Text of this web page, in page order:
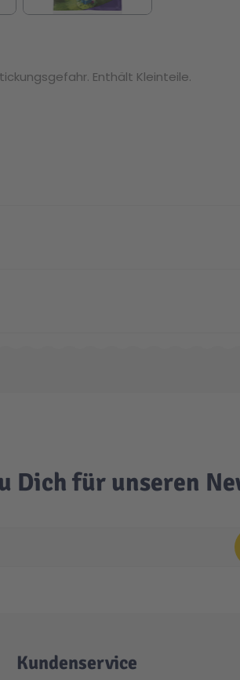
Enthält Kleinteile.
Dich für unseren
Kundenservice